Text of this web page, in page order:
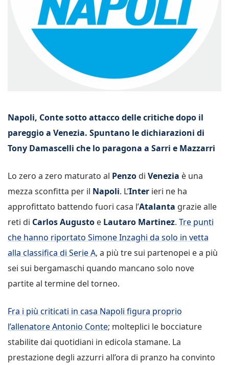
Napoli, Conte sotto attacco delle critiche dopo il
pareggio a Venezia. Spuntano le dichiarazioni di
Tony Damascelli che lo paragona a Sarri e Mazzarri
Lo zero a zero maturato al Penzo di Venezia è una
mezza sconfitta per il Napoli. L’Inter ieri ne ha
approfittato battendo fuori casa l’Atalanta grazie alle
reti di Carlos Augusto e Lautaro Martinez. Tre punti
che hanno riportato Simone Inzaghi da solo in vetta
alla classifica di Serie A, a più tre sui partenopei e a più
sei sui bergamaschi quando mancano solo nove
partite al termine del torneo.
Fra i più criticati in casa Napoli figura proprio
l’allenatore Antonio Conte; molteplici le bocciature
stabilite dai quotidiani in edicola stamane. La
prestazione degli azzurri all’ora di pranzo ha convinto